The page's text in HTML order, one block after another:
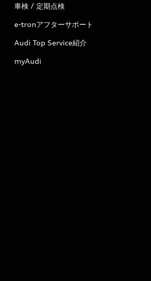
車検 / 定期点検
e-tronアフターサポート
Audi Top Service紹介
myAudi